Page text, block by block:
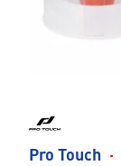
Pro Touch ·